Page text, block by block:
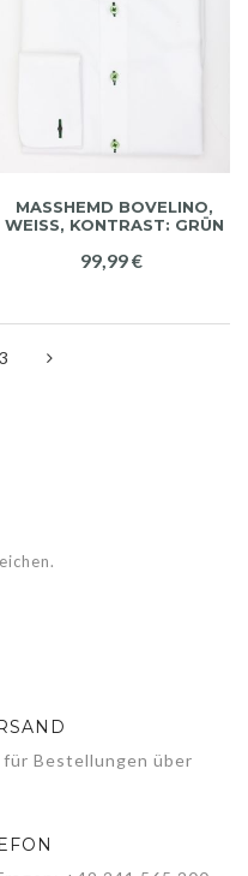
MASSHEMD BOVELINO,
WEISS, KONTRAST: GRÜN
99,99 €
3
Bestellungen über